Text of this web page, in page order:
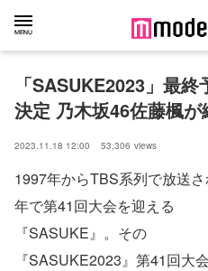
「SASUKE2023」最
決定 乃木坂46佐藤楓が
2023.11.18 12:00 53,306 views
1997年からTBS系列で放送
年で第41回大会を迎える
『SASUKE』。その
『SASUKE2023』第41回大